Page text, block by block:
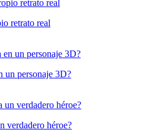
retrato real
un personaje 3D?
verdadero héroe?